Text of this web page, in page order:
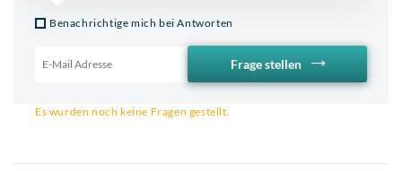
Benachrichtige mich bei Antworten
Frage stellen
Es wurden noch keine Fragen gestellt.